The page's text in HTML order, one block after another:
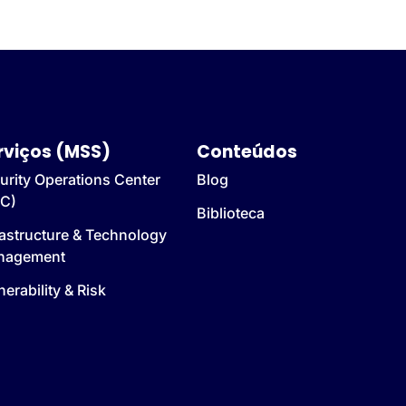
(MSS)
Operations Center
& Technology
& Risk
Conteúdos
Blog
Biblioteca